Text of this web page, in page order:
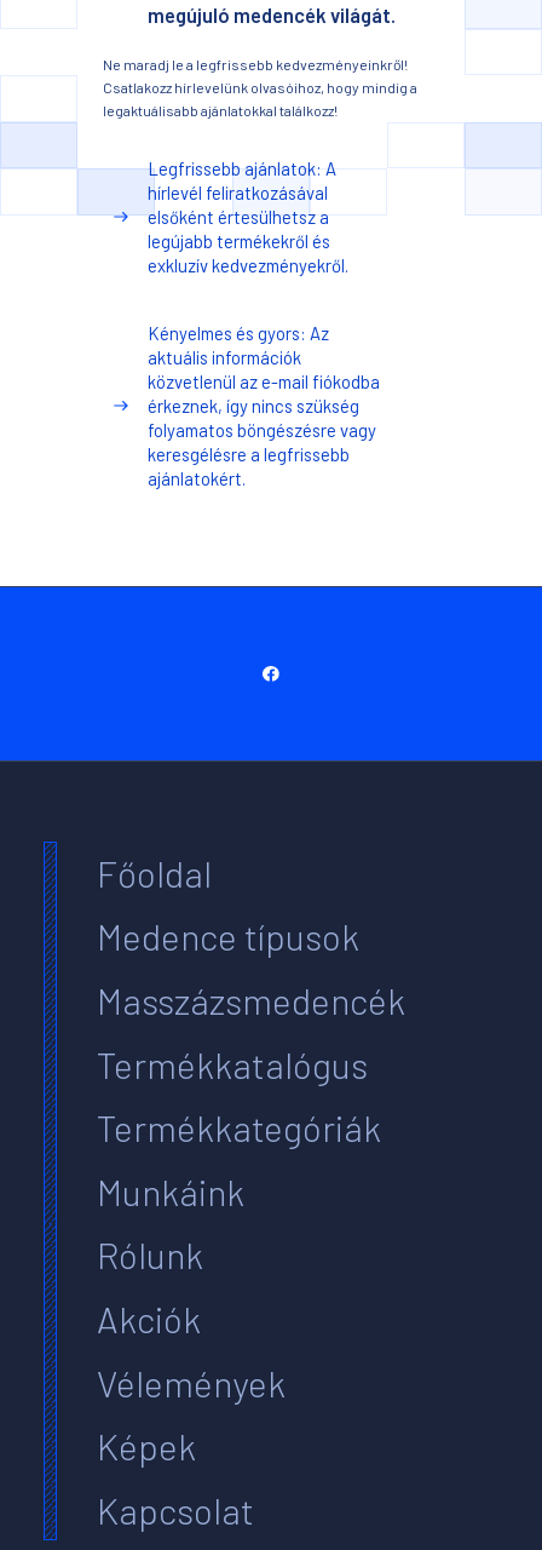
megújuló medencék világát.
Ne maradj le a legfrissebb kedvezményeinkről!
Csatlakozz hírlevelünk olvasóihoz, hogy mindig a
legaktuálisabb ajánlatokkal találkozz!
Legfrissebb ajánlatok: A
hírlevél feliratkozásával
elsőként értesülhetsz a
legújabb termékekről és
exkluzív kedvezményekről.
Kényelmes és gyors: Az
aktuális információk
közvetlenül az e-mail fiókodba
érkeznek, így nincs szükség
folyamatos böngészésre vagy
keresgélésre a legfrissebb
ajánlatokért.
Főoldal
Medence típusok
Masszázsmedencék
Termékkatalógus
Termékkategóriák
Munkáink
Rólunk
Akciók
Vélemények
Képek
Kapcsolat